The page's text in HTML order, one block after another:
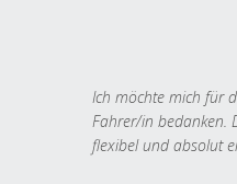
Ich möchte mich für
Fahrer/in bedanken.
flexibel und absolut